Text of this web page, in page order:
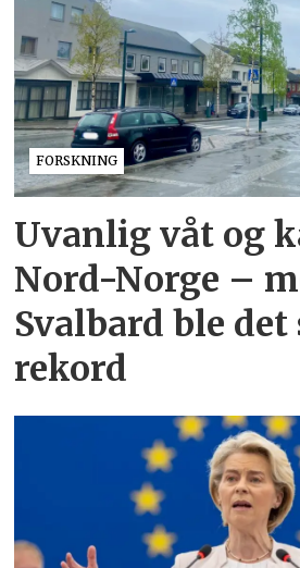
FORSKNING
Uvanlig våt og
Nord-Norge –
Svalbard ble
rekord